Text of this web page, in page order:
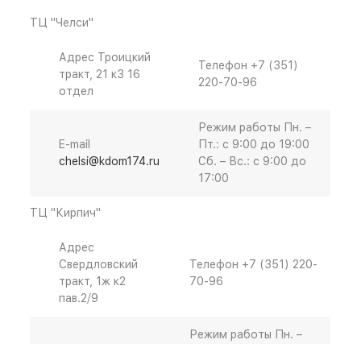
ТЦ "Челси"
Адрес Троицкий
тракт, 21 к3 16
отдел
Телефон +7 (351)
220-70-96
E-mail
chelsi@kdom174.ru
Режим работы Пн. –
Пт.: с 9:00 до 19:00
Cб. – Вс.: с 9:00 до
17:00
ТЦ "Кирпич"
Адрес
Свердловский
тракт, 1ж к2
пав.2/9
Телефон +7 (351) 220-
70-96
Режим работы Пн. –